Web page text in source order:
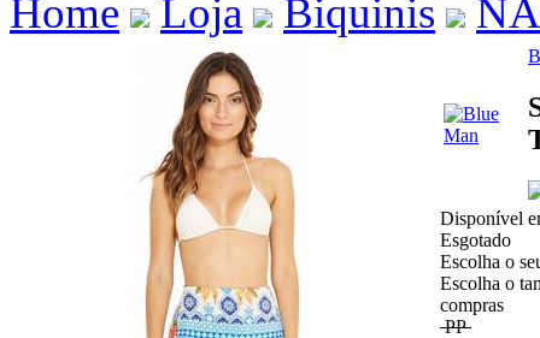
Home
Loja Biquinis
Disponível
Esgotado
Escolha o
Escolha o
compras
PP